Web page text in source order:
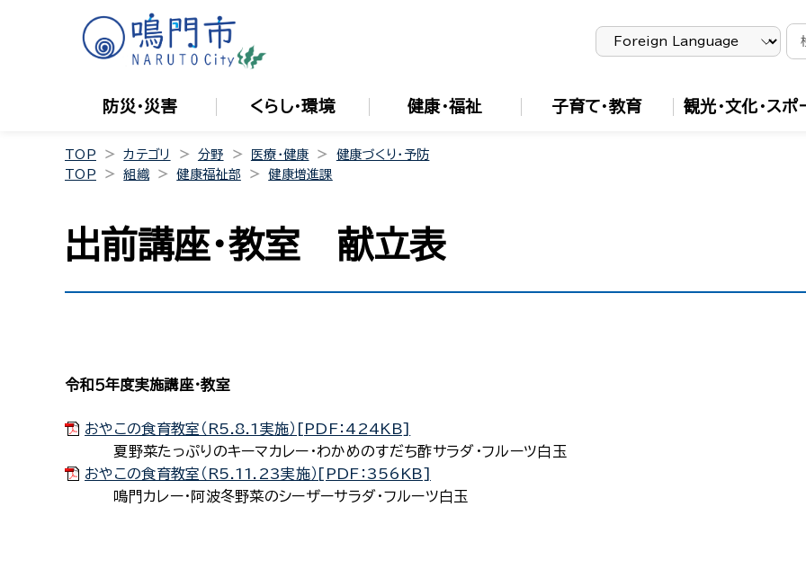
防災・災害 くらし・環境 健康・福祉 子育て・教育 観光・文化・スポ
TOP カテゴリ 分野 医療・健康
健康づくり・予防
TOP
組織 健康福祉部 健康増進課
出前講座・教室 献立表
令和５年度実施講座・教室
おやこの食育教室（R5.8.1実施）[PDF：424KB]
夏野菜たっぷりのキーマカレー・わかめのすだち酢サラダ・フルーツ白玉
おやこの食育教室（R5.11.23実施）[PDF：356KB]
鳴門カレー・阿波冬野菜のシーザーサラダ・フルーツ白玉